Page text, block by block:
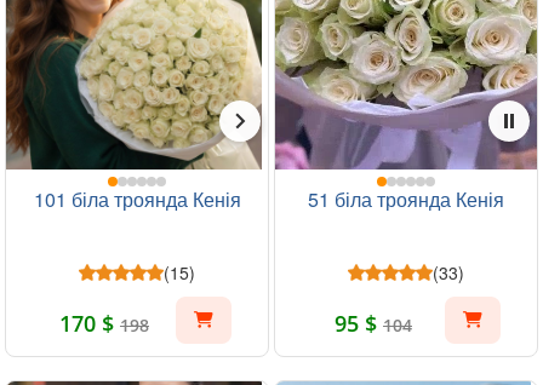
101 біла троянда Кенія
(15)
170 $ 198
51 біла троянда Кенія
(33)
95 $ 104